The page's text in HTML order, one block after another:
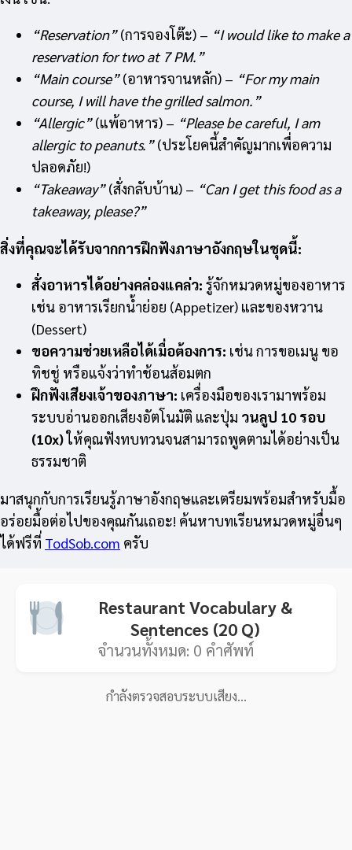
“Reservation”(การจองโต๊ะ) – “I would like to make a
reservation for two at 7 PM.”
“Main course”(อาหารจานหลัก) – “For my main
course, I will have the grilled salmon.”
“Allergic”(แพ้อาหาร) – “Please be careful, I am
allergic to peanuts.”(ประโยคนี้สำคัญมากเพื่อความ
ปลอดภัย!)
“Takeaway”(สั่งกลับบ้าน) – “Can I get this food as a
takeaway, please?”
สิ่งที่คุณจะได้รับจากการฝึกฟังภาษาอังกฤษในชุดนี้:
สั่งอาหารได้อย่างคล่องแคล่ว: รู้จักหมวดหมู่ของอาหาร
เช่น อาหารเรียกน้ำย่อย (Appetizer) และของหวาน
(Dessert)
ขอความช่วยเหลือได้เมื่อต้องการ: เช่น การขอเมนู ขอ
ทิชชู่ หรือแจ้งว่าทำช้อนส้อมตก
ฝึกฟังเสียงเจ้าของภาษา: เครื่องมือของเรามาพร้อม
ระบบอ่านออกเสียงอัตโนมัติ และปุ่ม วนลูป 10 รอบ
(10x)ให้คุณฟังทบทวนจนสามารถพูดตามได้อย่างเป็น
ธรรมชาติ
มาสนุกกับการเรียนรู้ภาษาอังกฤษและเตรียมพร้อมสำหรับมื้อ
อร่อยมื้อต่อไปของคุณกันเถอะ! ค้นหาบทเรียนหมวดหมู่อื่นๆ
ได้ฟรีที่ TodSob.com ครับ
Restaurant Vocabulary &
Sentences (20 Q)
จำนวนทั้งหมด: 0 คำศัพท์
กำลังตรวจสอบระบบเสียง…